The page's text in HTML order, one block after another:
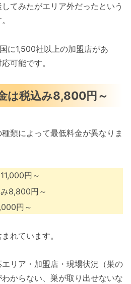
てみたがエリア外だったという
に1,500社以上の加盟店があ
可能です。
は税込み8,800円～
類によって最低料金が異なりま
円～
8,800円～
円～
れています。
リア・加盟店・現場状況（巣の
からない、巣が取り出せないな